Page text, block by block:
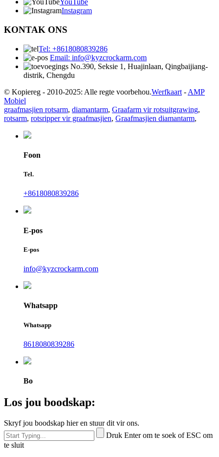
YouTube
Instagram
KONTAK ONS
Tel: +8618080839286
Email: info@kyzcrockarm.com
No.390, Seksie 1, Huajinlaan, Qingbaijiang-
distrik, Chengdu
© Kopiereg - 2010-2025: Alle regte voorbehou.Werfkaart - AMP
Mobiel
graafmasjien rotsarm, diamantarm, Graafarm vir rotsuitgrawing,
rotsarm, rotsripper vir graafmasjien, Graafmasjien diamantarm,
Foon
Tel.
+8618080839286
E-pos
E-pos
info@kyzcrockarm.com
Whatsapp
Whatsapp
8618080839286
Bo
Los jou boodskap:
Skryf jou boodskap hier en stuur dit vir ons.
Druk Enter om te soek of ESC om
te sluit